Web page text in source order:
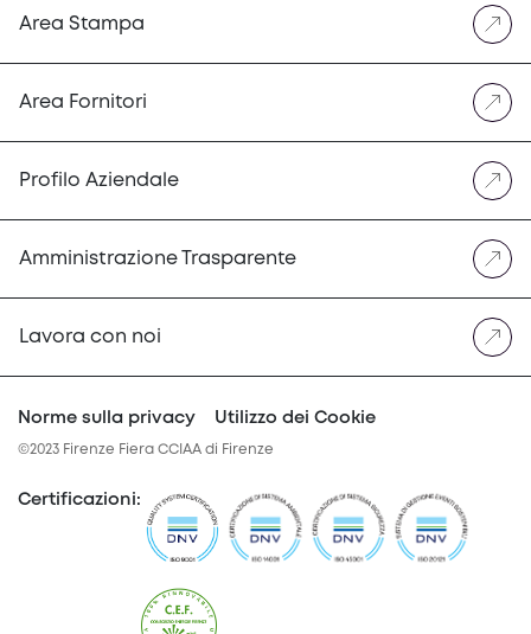
Area Stampa
Area Fornitori
Profilo Aziendale
Amministrazione Trasparente
Lavora con noi
Norme sulla privacy Utilizzo dei Cookie
©2023 Firenze Fiera CCIAA di Firenze
Certificazioni: